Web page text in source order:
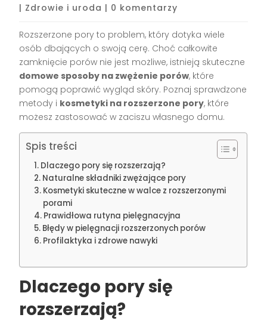
| Zdrowie i uroda | 0 komentarzy
Rozszerzone pory to problem, który dotyka wiele
osób dbających o swoją cerę. Choć całkowite
zamknięcie porów nie jest możliwe, istnieją skuteczne
domowe sposoby na zwężenie porów, które
pomogą poprawić wygląd skóry. Poznaj sprawdzone
metody i kosmetyki na rozszerzone pory, które
możesz zastosować w zaciszu własnego domu.
Spis treści
Dlaczego pory się rozszerzają?
Naturalne składniki zwężające pory
Kosmetyki skuteczne w walce z rozszerzonymi
porami
Prawidłowa rutyna pielęgnacyjna
Błędy w pielęgnacji rozszerzonych porów
Profilaktyka i zdrowe nawyki
Dlaczego pory się
rozszerzają?